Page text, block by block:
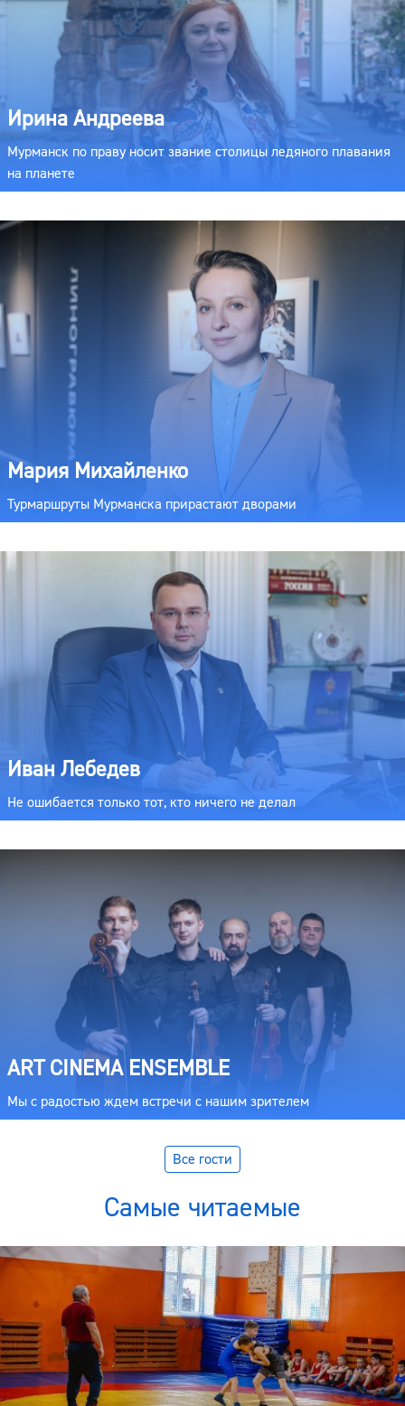
Ирина Андреева
Мурманск по праву носит звание столицы ледяного плавания
на планете
Мария Михайленко
Турмаршруты Мурманска прирастают дворами
Иван Лебедев
Не ошибается только тот, кто ничего не делал
ART CINEMA ENSEMBLE
Мы с радостью ждем встречи с нашим зрителем
Все гости
Самые читаемые